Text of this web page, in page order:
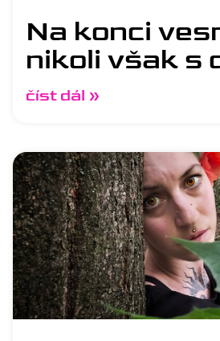
Na konci
nikoli však s
číst dál »